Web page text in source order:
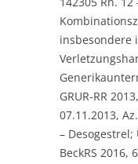
insbesondere
GRUR-RR
07.11.2013,
– Desogestrel;
BeckRS 2016,